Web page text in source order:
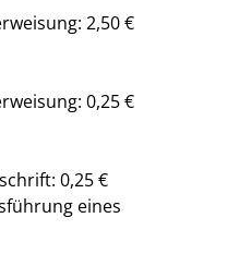
2,50 €
0,25 €
0,25 €
eines